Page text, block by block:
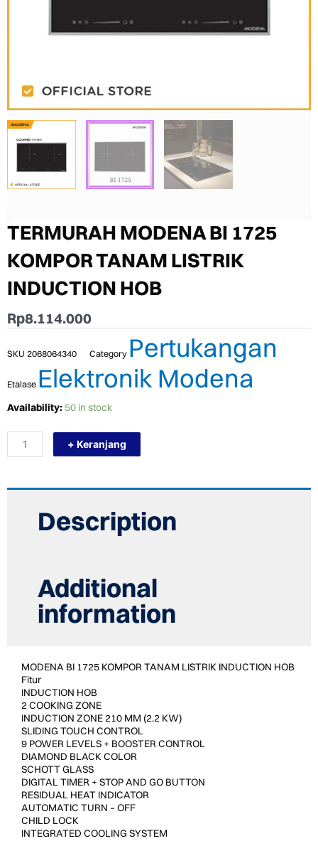
TERMURAH MODENA BI 1725
KOMPOR TANAM LISTRIK
INDUCTION HOB
Rp8.114.000
SKU 2068064340 Category Pertukangan
Etalase Elektronik Modena
Availability: 50 in stock
TERMURAH
BI
1725
KOMPOR
+ Keranjang
Description
Additional
information
MODENA BI 1725 KOMPOR TANAM LISTRIK INDUCTION HOB
Fitur
INDUCTION HOB
2 COOKING ZONE
INDUCTION ZONE 210 MM (2.2 KW)
SLIDING TOUCH CONTROL
9 POWER LEVELS + BOOSTER CONTROL
DIAMOND BLACK COLOR
SCHOTT GLASS
DIGITAL TIMER + STOP AND GO BUTTON
RESIDUAL HEAT INDICATOR
AUTOMATIC TURN – OFF
CHILD LOCK
INTEGRATED COOLING SYSTEM